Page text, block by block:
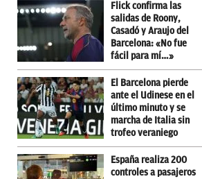
Flick confirma las
salidas de Roony,
Casadó y Araujo del
Barcelona: «No fue
fácil para mí…»
El Barcelona pierde
ante el Udinese en el
último minuto y se
marcha de Italia sin
trofeo veraniego
España realiza 200
controles a pasajeros